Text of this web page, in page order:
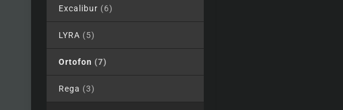
Excalibur (6)
LYRA (5)
Ortofon (7)
Rega (3)